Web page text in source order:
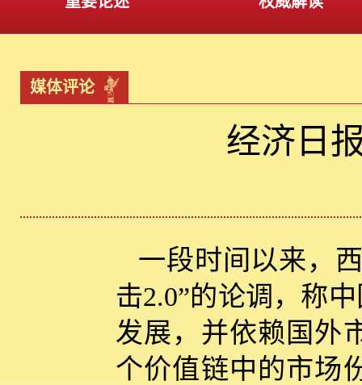
媒体评论
经济日
一段时间以来，
击2.0”的论调，称
发展，并依赖国外
个价值链中的市场